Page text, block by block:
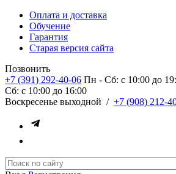
Оплата и доставка
Обучение
Гарантия
Старая версия сайта
Позвонить
+7 (391) 292-40-06 Пн - Сб: c 10:00 до
Сб: c 10:00 до 16:00
​Воскресенье выходной / +7 (908) 212-